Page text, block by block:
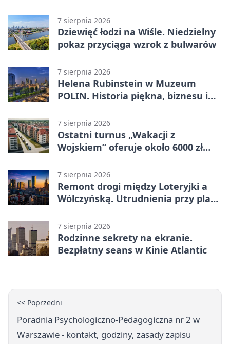
7 sierpnia 2026
Dziewięć łodzi na Wiśle. Niedzielny
pokaz przyciąga wzrok z bulwarów
7 sierpnia 2026
Helena Rubinstein w Muzeum
POLIN. Historia piękna, biznesu i
7 sierpnia 2026
Ostatni turnus „Wakacji z
Wojskiem” oferuje około 6000 zł
7 sierpnia 2026
Remont drogi między Loteryjki a
Wólczyńską. Utrudnienia przy placu
7 sierpnia 2026
Rodzinne sekrety na ekranie.
Bezpłatny seans w Kinie Atlantic
<< Poprzedni
Poradnia Psychologiczno-Pedagogiczna nr 2 w
Warszawie - kontakt, godziny, zasady zapisu